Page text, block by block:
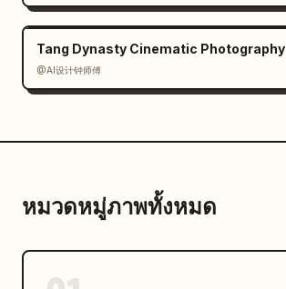
Tang Dynasty Cinematic Photography
@AI设计钟师傅
หมวดหมู่ภาพทั้งหมด